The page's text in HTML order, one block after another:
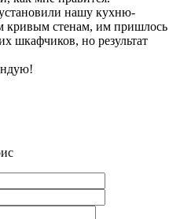
нашу кухню-
кривым стенам, им пришлось
шкафчиков, но результат